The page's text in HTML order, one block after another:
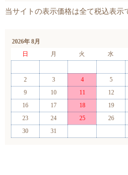
2026年 8月
日
月 火 水
2
3 4 5
9
10 11 12
16
17 18 19
23
24 25 26
30
31